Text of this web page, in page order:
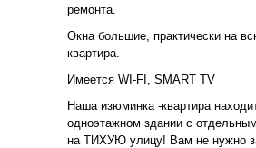
ремонта.
Окна большие, практически на
квартира.
Имеется WI-FI, SMART TV
Наша изюминка -квартира
одноэтажном здании с
на ТИХУЮ улицу! Вам не нужно